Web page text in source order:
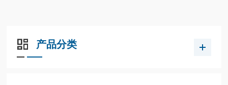
产品分类